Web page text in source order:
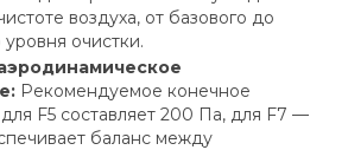
воздуха, от базового до
очистки.
Рекомендуемое конечное
F5 составляет 200 Па, для F7 —
баланс между